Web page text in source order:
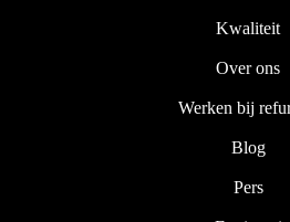
Kwaliteit
Over ons
Werken bij
Blog
Pers